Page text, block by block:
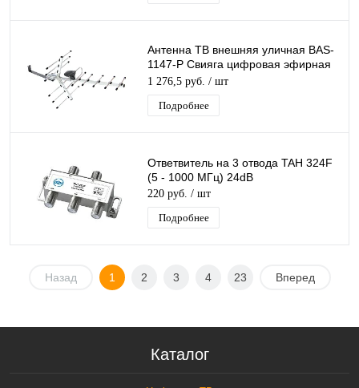
Антенна ТВ внешняя уличная BAS-
1147-Р Свияга цифровая эфирная
для DVB-T2 телевидения наружная
Рэмо
1 276,5 руб. / шт
Подробнее
Ответвитель на 3 отвода TAH 324F
(5 - 1000 МГц) 24dB
220 руб. / шт
Подробнее
Назад 1 2 3 4 23 Вперед
Каталог